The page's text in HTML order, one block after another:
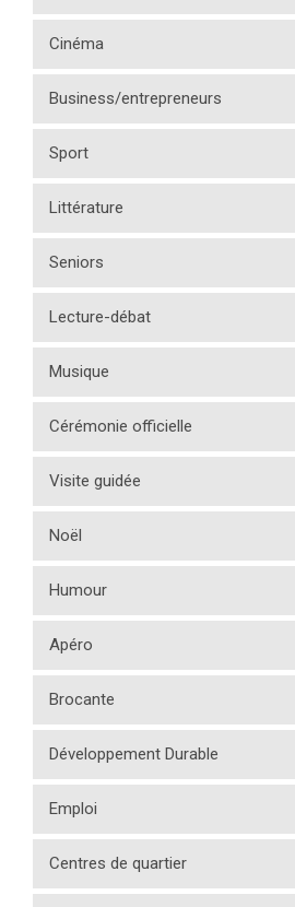
Cinéma
Business/entrepreneurs
Sport
Littérature
Seniors
Lecture-débat
Musique
Cérémonie officielle
Visite guidée
Noël
Humour
Apéro
Brocante
Développement Durable
Emploi
Centres de quartier